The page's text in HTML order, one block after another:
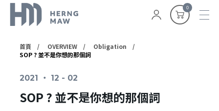
0
首頁 OVERVIEW
Obligation
SOP ? 並不是你想的那個詞
2021 ‧ 12 - 02
SOP ? 並不是你想的那個詞